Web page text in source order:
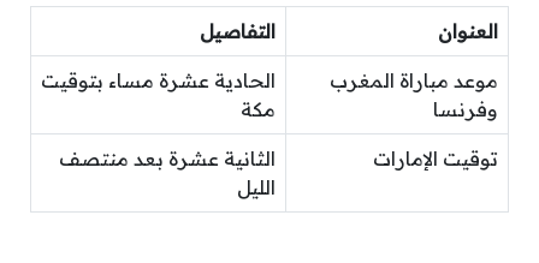
العنوان التفاصيل
موعد مباراة المغرب
وفرنسا
الحادية عشرة مساء بتوقيت
مكة
توقيت الإمارات
الثانية عشرة بعد منتصف
الليل